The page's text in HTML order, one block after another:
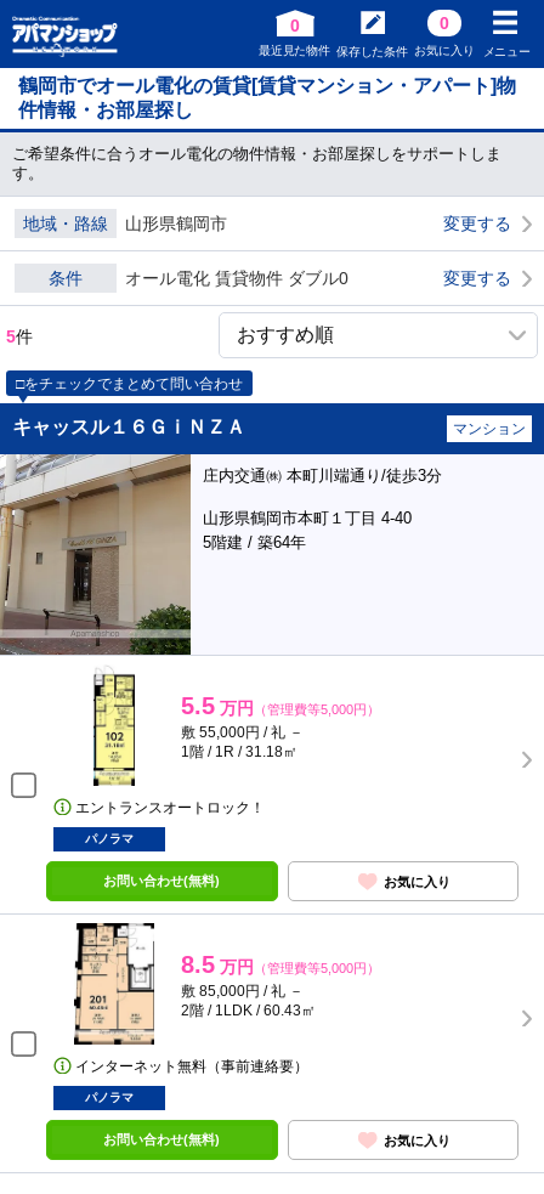
0
最近見た物件 保存した条件
0
お気に入り メニュー
鶴岡市でオール電化の賃貸[賃貸マンション・アパート]物
件情報・お部屋探し
ご希望条件に合うオール電化の物件情報・お部屋探しをサポートしま
す。
地域・路線 山形県鶴岡市 変更する
条件 オール電化 賃貸物件 ダブル0 変更する
5件
□をチェックでまとめて問い合わせ
キャッスル１６ＧｉＮＺＡ マンション
庄内交通㈱ 本町川端通り/徒歩3分
山形県鶴岡市本町１丁目 4-40
5階建 / 築64年
5.5 万円 （管理費等5,000円）
敷 55,000円 / 礼 －
1階 / 1R / 31.18㎡
エントランスオートロック！
パノラマ
お問い合わせ(無料) お気に入り
8.5 万円 （管理費等5,000円）
敷 85,000円 / 礼 －
2階 / 1LDK / 60.43㎡
インターネット無料（事前連絡要）
パノラマ
お問い合わせ(無料) お気に入り